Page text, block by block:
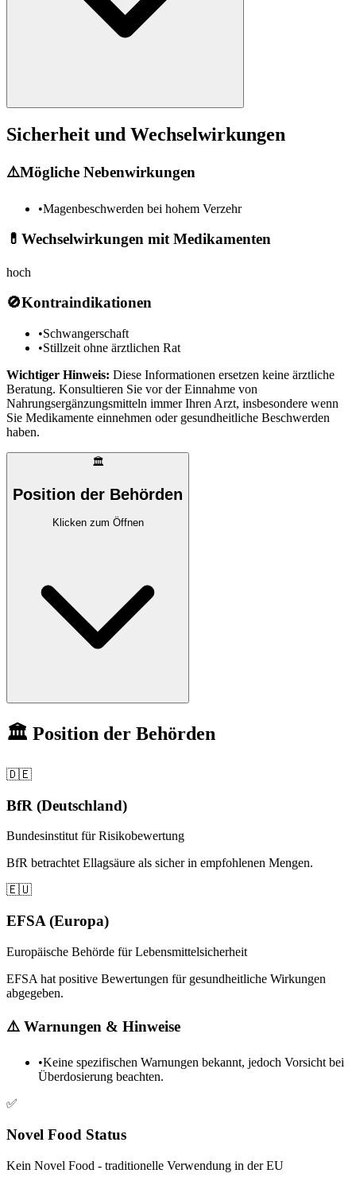
Sicherheit und Wechselwirkungen
⚠️Mögliche Nebenwirkungen
•Magenbeschwerden bei hohem Verzehr
💊 Wechselwirkungen mit Medikamenten
hoch
🚫Kontraindikationen
•Schwangerschaft
•Stillzeit ohne ärztlichen Rat
Wichtiger Hinweis: Diese Informationen ersetzen keine ärztliche
Beratung. Konsultieren Sie vor der Einnahme von
Nahrungsergänzungsmitteln immer Ihren Arzt, insbesondere wenn
Sie Medikamente einnehmen oder gesundheitliche Beschwerden
haben.
🏛️
Position der Behörden
Klicken zum Öffnen
🏛️ Position der Behörden
🇩🇪
BfR (Deutschland)
Bundesinstitut für Risikobewertung
BfR betrachtet Ellagsäure als sicher in empfohlenen Mengen.
🇪🇺
EFSA (Europa)
Europäische Behörde für Lebensmittelsicherheit
EFSA hat positive Bewertungen für gesundheitliche Wirkungen
abgegeben.
⚠️ Warnungen & Hinweise
•Keine spezifischen Warnungen bekannt, jedoch Vorsicht bei
Überdosierung beachten.
✅
Novel Food Status
Kein Novel Food - traditionelle Verwendung in der EU